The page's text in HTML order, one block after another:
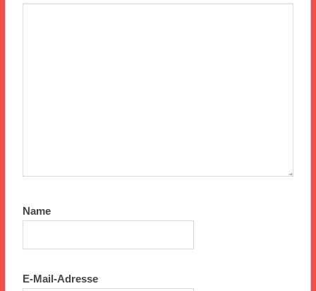
Name
E-Mail-Adresse